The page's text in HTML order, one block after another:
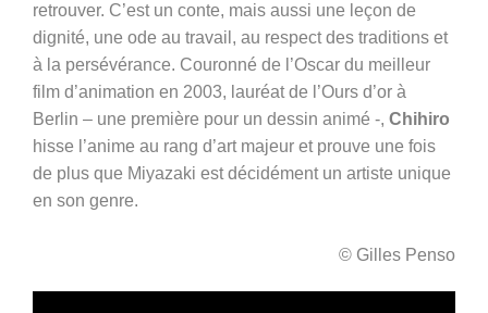
retrouver. C’est un conte, mais aussi une leçon de
dignité, une ode au travail, au respect des traditions et
à la persévérance. Couronné de l’Oscar du meilleur
film d’animation en 2003, lauréat de l’Ours d’or à
Berlin – une première pour un dessin animé -, Chihiro
hisse l’anime au rang d’art majeur et prouve une fois
de plus que Miyazaki est décidément un artiste unique
en son genre.
© Gilles Penso